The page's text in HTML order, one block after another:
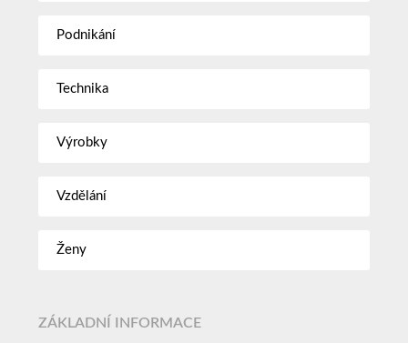
Podnikání
Technika
Výrobky
Vzdělání
Ženy
ZÁKLADNÍ INFORMACE